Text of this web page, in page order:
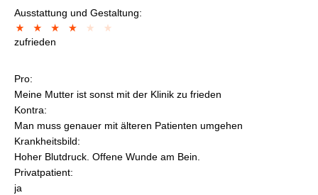
Ausstattung und Gestaltung:
zufrieden
Pro:
Meine Mutter ist sonst mit der Klinik zu frieden
Kontra:
Man muss genauer mit älteren Patienten umgehen
Krankheitsbild:
Hoher Blutdruck. Offene Wunde am Bein.
Privatpatient:
ja